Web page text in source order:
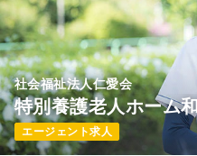
社会福祉法人仁愛会
特別養護老人ホーム
エージェント求人